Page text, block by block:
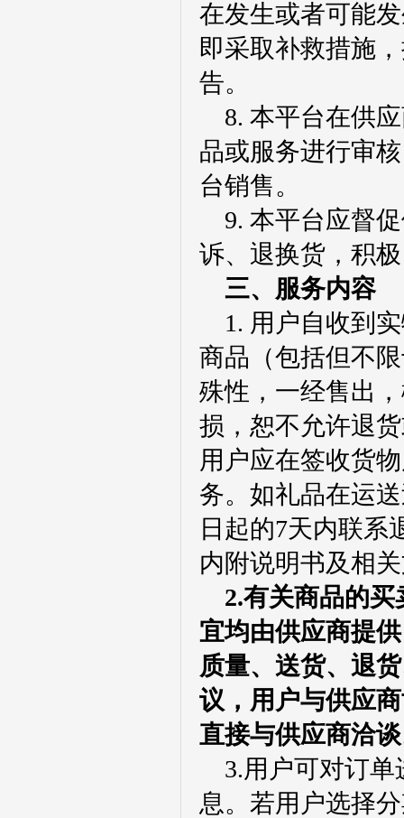
在发生或者可能
即采取补救措施
告。
8. 本平台在供
品或服务进行审
台销售。
9. 本平台应督
诉、退换货，积极
三、服务内容
1. 用户自收到
商品（包括但不
殊性，一经售出
损，恕不允许退
用户应在签收货
务。如礼品在运
日起的7天内联系
内附说明书及相
2.有关商品的
宜均由供应商提
质量、送货、退
议，用户与供应
直接与供应商洽
3.用户可对订
息。若用户选择